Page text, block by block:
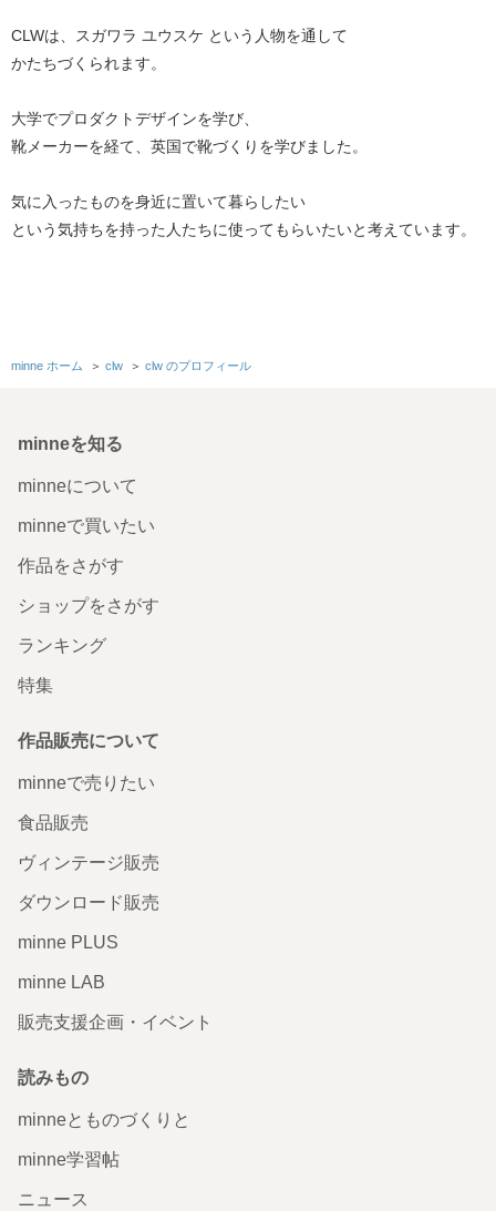
CLWは、スガワラ ユウスケ という人物を通して
かたちづくられます。
大学でプロダクトデザインを学び、
靴メーカーを経て、英国で靴づくりを学びました。
気に入ったものを身近に置いて暮らしたい
という気持ちを持った人たちに使ってもらいたいと考えています。
minne ホーム ＞ clw ＞ clw のプロフィール
minneを知る
minneについて
minneで買いたい
作品をさがす
ショップをさがす
ランキング
特集
作品販売について
minneで売りたい
食品販売
ヴィンテージ販売
ダウンロード販売
minne PLUS
minne LAB
販売支援企画・イベント
読みもの
minneとものづくりと
minne学習帖
ニュース